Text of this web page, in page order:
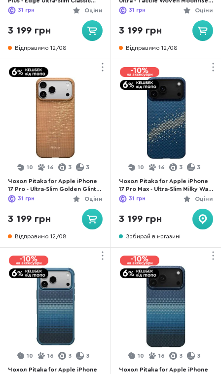
Twill 600D Black/Grey
(KS2601S)
Оціни
31 грн
3 199 грн
Відправимо 12/08
(KS2502U)
Оціни
31 грн
3 199 грн
Відправимо 12/08
10 16 3 3
Чохол Pitaka for Apple iPhone
17 Pro - Ultra-Slim Golden Glint
(KI1705AG)
Оціни
31 грн
3 199 грн
Відправимо 12/08
10 16 3 3
Чохол Pitaka for Apple iPhone
17 Pro Max - Ultra-Slim Milky Way
Galaxy (KI1701MPM)
Оціни
31 грн
3 199 грн
Забирай в магазині
10 16 3 3
Чохол Pitaka for Apple iPhone
10 16 3 3
Чохол Pitaka for Apple iPhone